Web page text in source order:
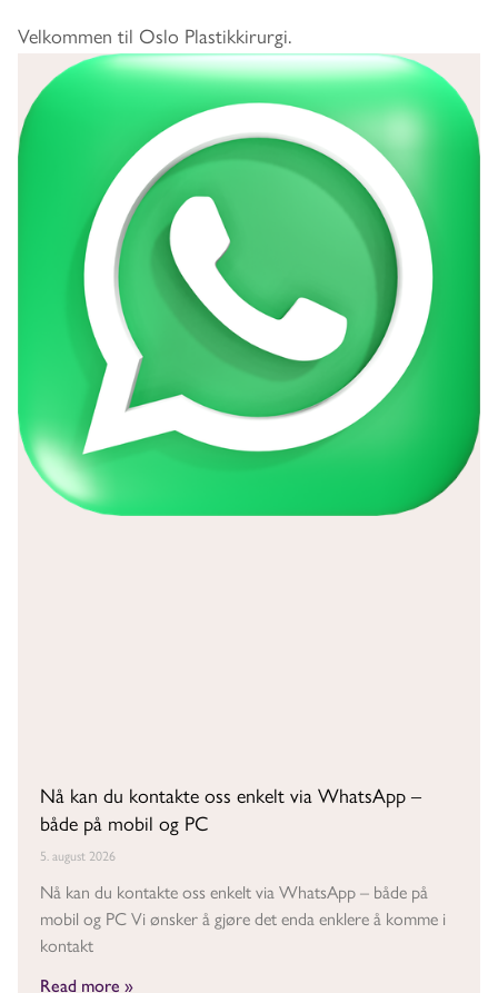
Velkommen til Oslo Plastikkirurgi.
Nå kan du kontakte oss enkelt via WhatsApp –
både på mobil og PC
5. august 2026
Nå kan du kontakte oss enkelt via WhatsApp – både på
mobil og PC Vi ønsker å gjøre det enda enklere å komme i
kontakt
Read more »